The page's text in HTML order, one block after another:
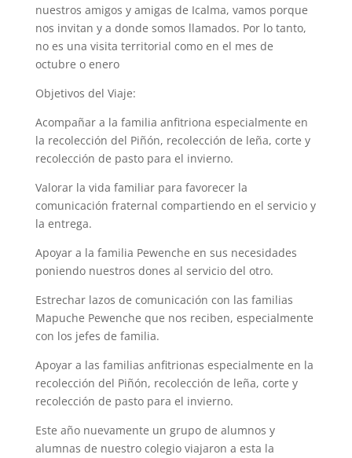
nuestros amigos y amigas de Icalma, vamos porque
nos invitan y a donde somos llamados. Por lo tanto,
no es una visita territorial como en el mes de
octubre o enero
Objetivos del Viaje:
Acompañar a la familia anfitriona especialmente en
la recolección del Piñón, recolección de leña, corte y
recolección de pasto para el invierno.
Valorar la vida familiar para favorecer la
comunicación fraternal compartiendo en el servicio y
la entrega.
Apoyar a la familia Pewenche en sus necesidades
poniendo nuestros dones al servicio del otro.
Estrechar lazos de comunicación con las familias
Mapuche Pewenche que nos reciben, especialmente
con los jefes de familia.
Apoyar a las familias anfitrionas especialmente en la
recolección del Piñón, recolección de leña, corte y
recolección de pasto para el invierno.
Este año nuevamente un grupo de alumnos y
alumnas de nuestro colegio viajaron a esta la